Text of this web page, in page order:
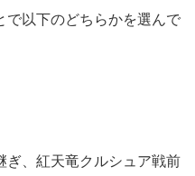
で以下のどちらかを選んで
ぎ、紅天竜クルシュア戦前